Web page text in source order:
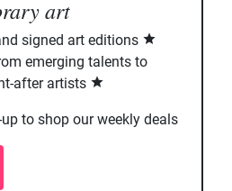
art
signed art editions
emerging talents to
after artists
to shop our weekly deals